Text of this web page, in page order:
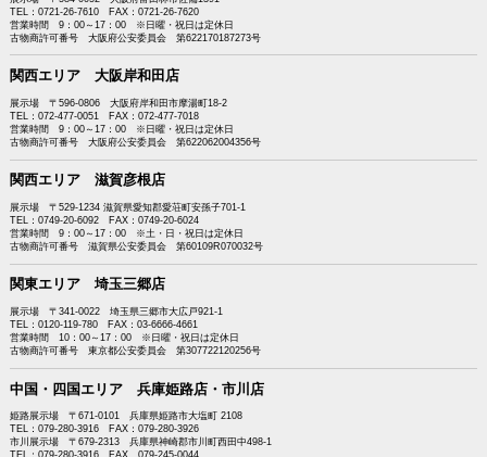
TEL：0721-26-7610 FAX：0721-26-7620
営業時間 9：00～17：00 ※日曜・祝日は定休日
古物商許可番号 大阪府公安委員会 第622170187273号
関西エリア 大阪岸和田店
展示場 〒596-0806 大阪府岸和田市摩湯町18-2
TEL：072-477-0051 FAX：072-477-7018
営業時間 9：00～17：00 ※日曜・祝日は定休日
古物商許可番号 大阪府公安委員会 第622062004356号
関西エリア 滋賀彦根店
展示場 〒529-1234 滋賀県愛知郡愛荘町安孫子701-1
TEL：0749-20-6092 FAX：0749-20-6024
営業時間 9：00～17：00 ※土・日・祝日は定休日
古物商許可番号 滋賀県公安委員会 第60109R070032号
関東エリア 埼玉三郷店
展示場 〒341-0022 埼玉県三郷市大広戸921-1
TEL：0120-119-780 FAX：03-6666-4661
営業時間 10：00～17：00 ※日曜・祝日は定休日
古物商許可番号 東京都公安委員会 第307722120256号
中国・四国エリア 兵庫姫路店・市川店
姫路展示場 〒671-0101 兵庫県姫路市大塩町 2108
TEL：079-280-3916 FAX：079-280-3926
市川展示場 〒679-2313 兵庫県神崎郡市川町西田中498-1